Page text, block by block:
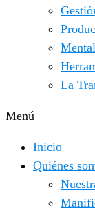
La
Menú
Inicio
Quiénes